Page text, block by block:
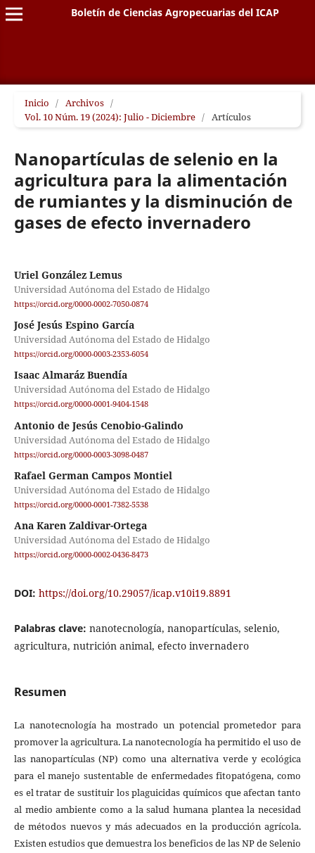
Boletín de Ciencias Agropecuarias del ICAP
Inicio / Archivos /
Vol. 10 Núm. 19 (2024): Julio - Diciembre / Artículos
Nanopartículas de selenio en la
agricultura para la alimentación
de rumiantes y la disminución de
gases de efecto invernadero
Uriel González Lemus
Universidad Autónoma del Estado de Hidalgo
https://orcid.org/0000-0002-7050-0874
José Jesús Espino García
Universidad Autónoma del Estado de Hidalgo
https://orcid.org/0000-0003-2353-6054
Isaac Almaráz Buendía
Universidad Autónoma del Estado de Hidalgo
https://orcid.org/0000-0001-9404-1548
Antonio de Jesús Cenobio-Galindo
Universidad Autónoma del Estado de Hidalgo
https://orcid.org/0000-0003-3098-0487
Rafael German Campos Montiel
Universidad Autónoma del Estado de Hidalgo
https://orcid.org/0000-0001-7382-5538
Ana Karen Zaldivar-Ortega
Universidad Autónoma del Estado de Hidalgo
https://orcid.org/0000-0002-0436-8473
DOI: https://doi.org/10.29057/icap.v10i19.8891
Palabras clave: nanotecnología, nanopartículas, selenio,
agricultura, nutrición animal, efecto invernadero
Resumen
La nanotecnología ha mostrado un potencial prometedor para
promover la agricultura. La nanotecnología ha permitido el uso de
las nanopartículas (NP) como una alternativa verde y ecológica
para el manejo sustentable de enfermedades fitopatógena, como
es el tratar de sustituir los plaguicidas químicos que afectan tanto
al medio ambiente como a la salud humana plantea la necesidad
de métodos nuevos y más adecuados en la producción agrícola.
Existen estudios que demuestra los beneficios de las NP de Selenio